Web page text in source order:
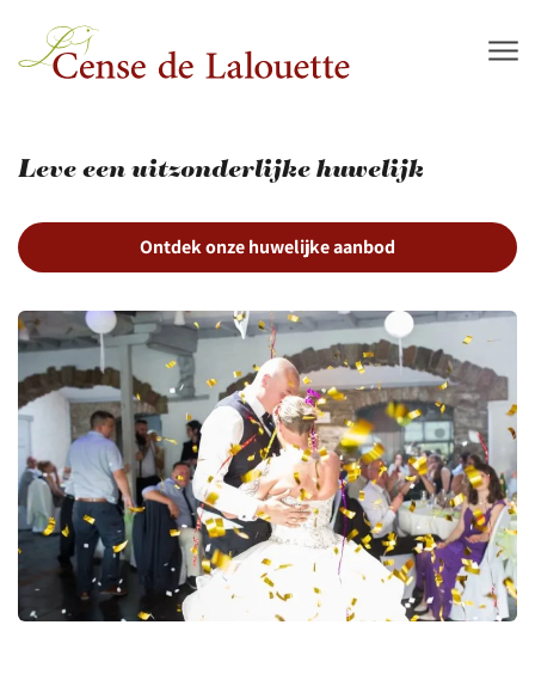
Leve een uitzonderlijke huwelijk
Ontdek onze huwelijke aanbod